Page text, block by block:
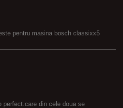
pentru masina bosch classixx5
perfect.care din cele doua se